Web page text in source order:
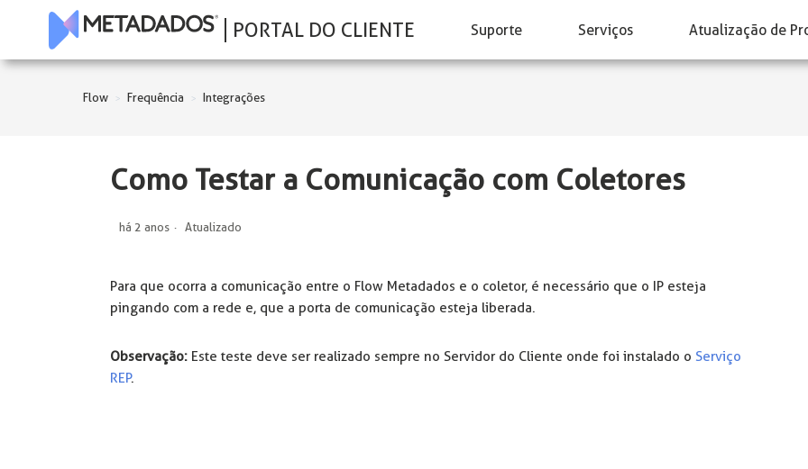
PORTAL DO CLIENTE Suporte Serviços Atualização de
Flow Frequência Integrações
Como Testar a Comunicação com Coletores
há 2 anos Atualizado
Para que ocorra a comunicação entre o Flow Metadados e o coletor, é necessário que o IP esteja
pingando com a rede e, que a porta de comunicação esteja liberada.
Observação: Este teste deve ser realizado sempre no Servidor do Cliente onde foi instalado o Serviço
REP.